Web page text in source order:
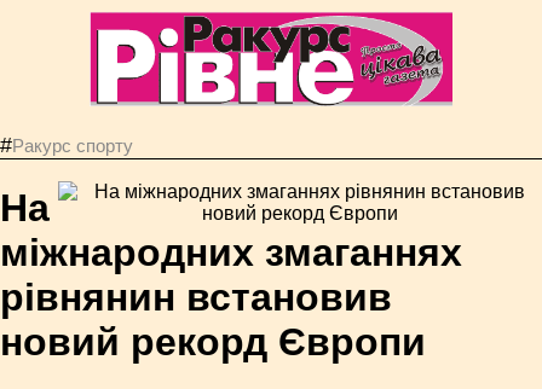
#Ракурс спорту
На
міжнародних змаганнях
рівнянин встановив
новий рекорд Європи